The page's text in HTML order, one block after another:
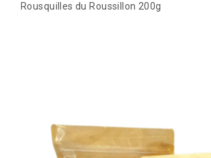
Rousquilles du Roussillon 200g